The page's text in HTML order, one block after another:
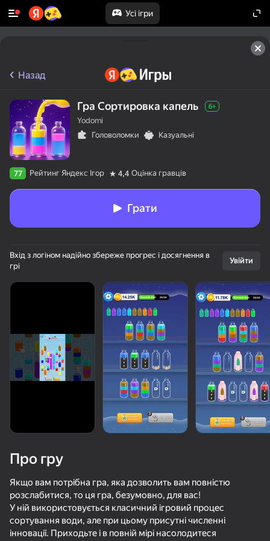
Усі ігри
50+ топ-ігор, у які грають
навіть ті, хто «не грає»
Целуй и Знакомься
Пиксельный поток
84
Коробка фруктов: Сортировка и матчинг
Назад
Гра Сортировка капель 6+
Yodomi
Головоломки
Казуальні
77 Рейтинг Яндекс Ігор 4,4 Оцінка гравців
Грати
Вхід з логіном надійно збереже прогрес і досягнення в
грі
Увійти
Про гру
Якщо вам потрібна гра, яка дозволить вам повністю
розслабитися, то ця гра, безумовно, для вас!
У ній використовується класичний ігровий процес
сортування води, але при цьому присутні численні
інновації. Приходьте і в повній мірі насолодитеся